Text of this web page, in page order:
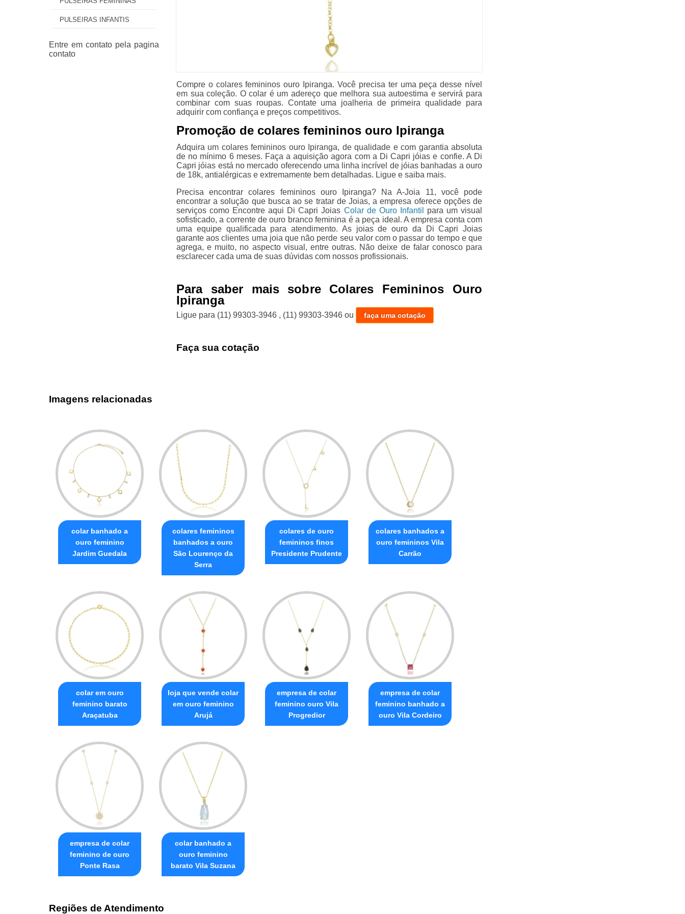
PULSEIRAS INFANTIS
Compre o colares femininos ouro Ipiranga. Você precisa ter uma peça desse nível
em sua coleção. O colar é um adereço que melhora sua autoestima e servirá para
combinar com suas roupas. Contate uma joalheria de primeira qualidade para
adquirir com confiança e preços competitivos.
Promoção de colares femininos ouro Ipiranga
Adquira um colares femininos ouro Ipiranga, de qualidade e com garantia absoluta
de no mínimo 6 meses. Faça a aquisição agora com a Di Capri jóias e confie. A Di
Capri jóias está no mercado oferecendo uma linha incrível de jóias banhadas a ouro
de 18k, antialérgicas e extremamente bem detalhadas. Ligue e saiba mais.
Precisa encontrar colares femininos ouro Ipiranga? Na A-Joia 11, você pode
encontrar a solução que busca ao se tratar de Joias, a empresa oferece opções de
serviços como Encontre aqui Di Capri Joias Colar de Ouro Infantil
para um visual
sofisticado, a corrente de ouro branco feminina é a peça ideal. A empresa conta com
uma equipe qualificada para atendimento. As joias de ouro da Di Capri Joias
garante aos clientes uma joia que não perde seu valor com o passar do tempo e que
agrega, e muito, no aspecto visual, entre outras. Não deixe de falar conosco para
esclarecer cada uma de suas dúvidas com nossos profissionais.
Para saber mais sobre Colares Femininos Ouro
Ipiranga
Ligue para (11) 99303-3946 , (11) 99303-3946 ou faça uma cotação
Faça sua cotação
Imagens relacionadas
colar banhado a
ouro feminino
Jardim Guedala
colares femininos
banhados a ouro
São Lourenço da
Serra
colares de ouro
femininos finos
Presidente Prudente
colares banhados a
ouro femininos Vila
Carrão
colar em ouro
feminino barato
Araçatuba
loja que vende colar
em ouro feminino
Arujá
empresa de colar
feminino ouro Vila
Progredior
empresa de colar
feminino banhado a
ouro Vila Cordeiro
empresa de colar
feminino de ouro
Ponte Rasa
colar banhado a
ouro feminino
barato Vila Suzana
Regiões de Atendimento